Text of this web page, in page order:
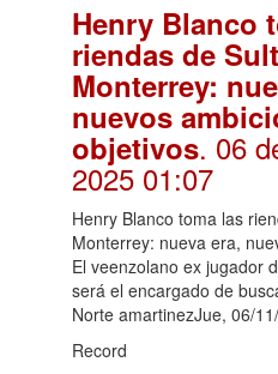
Henry Blanco
riendas de
Monterrey:
nuevos
objetivos. 06
2025 01:07
Henry Blanco toma las
Monterrey: nueva era,
El veenzolano ex jugador
será el encargado de
Norte amartinezJue, 06/
Record